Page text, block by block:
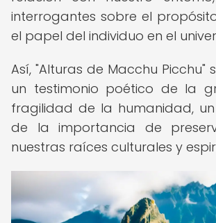
interrogantes sobre el
el papel del individuo en el
Así, "Alturas de Macchu Picchu"
un testimonio poético de la
fragilidad de la humanidad,
de la importancia de
nuestras raíces culturales y